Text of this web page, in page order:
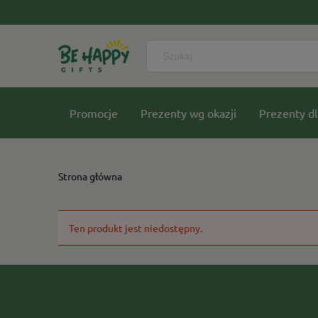
Promocje Prezenty wg okazji Prezenty
Strona główna
Ten produkt jest niedostępny.